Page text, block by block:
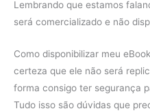
Lembrando que estamos
será comercializado e não
Como disponibilizar meu
certeza que ele não será
forma consigo ter segurança
Tudo isso são dúvidas que